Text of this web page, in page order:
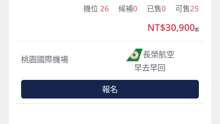
機位 26 候補0 已售0 可售25
桃園國際機場
長榮航空
早去早回
NT$30,900起
報名